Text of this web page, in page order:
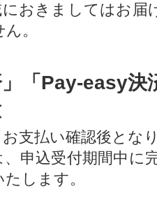
おきましてはお届
。
」「Pay-easy決
支払い確認後とな
申込受付期間中に
します。